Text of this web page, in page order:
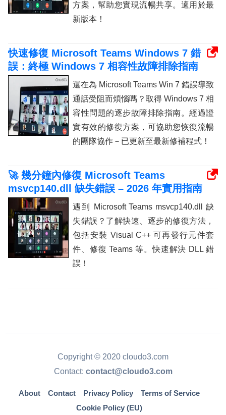
方案，幫助您實現流暢共享。適用於最
新版本！
快速修復 Microsoft Teams Windows 7 錯
誤：終極 Windows 7 相容性故障排除指南
還在為 Microsoft Teams Win 7 錯誤導致
通話受阻而煩惱嗎？取得 Windows 7 相
容性問題的逐步故障排除指南。經過證
實有效的修復方案，可協助您恢復流暢
的團隊協作－已更新至最新修補程式！
🚀 幾分鐘內修復 Microsoft Teams
msvcp140.dll 缺失錯誤 – 2026 年實用指南
遇到 Microsoft Teams msvcp140.dll 缺
失錯誤？了解快速、逐步的修復方法，
包括安裝 Visual C++ 可再發行元件套
件、修復 Teams 等。快速解決 DLL 錯
誤！
Copyright © 2020 cloudo3.com
Contact: contact@cloudo3.com
About Contact Privacy Policy
Terms of Service
Cookie Policy (EU)